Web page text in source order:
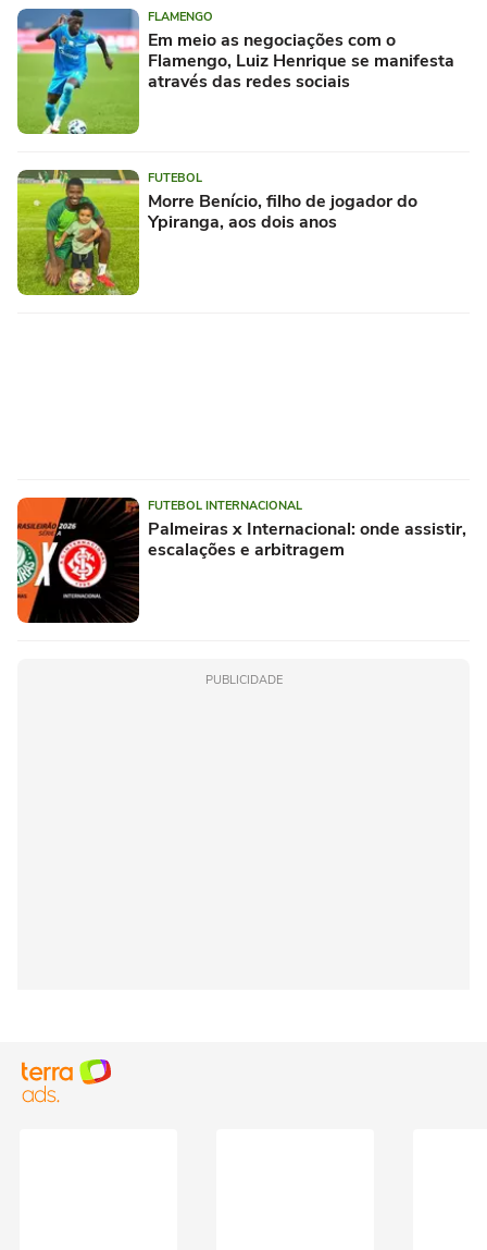
FLAMENGO
Em meio as negociações com o
Flamengo, Luiz Henrique se manifesta
através das redes sociais
FUTEBOL
Morre Benício, filho de jogador do
Ypiranga, aos dois anos
FUTEBOL INTERNACIONAL
Palmeiras x Internacional: onde assistir,
escalações e arbitragem
PUBLICIDADE